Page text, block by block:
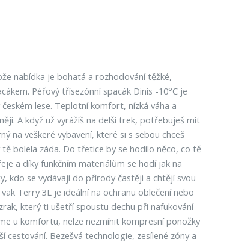
nabídka je bohatá a rozhodování těžké,
Péřový třísezónní spacák Dinis -10°C je
lese. Teplotní komfort, nízká váha a
A když už vyrážíš na delší trek, potřebuješ mít
na veškeré vybavení, které si s sebou chceš
bolela záda. Do třetice by se hodilo něco, co tě
a díky funkčním materiálům se hodí jak na
kdo se vydávají do přírody častěji a chtějí svou
Terry 3L je ideální na ochranu oblečení nebo
který ti ušetří spoustu dechu při nafukování
u komfortu, nelze nezmínit kompresní ponožky
Bezešvá technologie, zesílené zóny a